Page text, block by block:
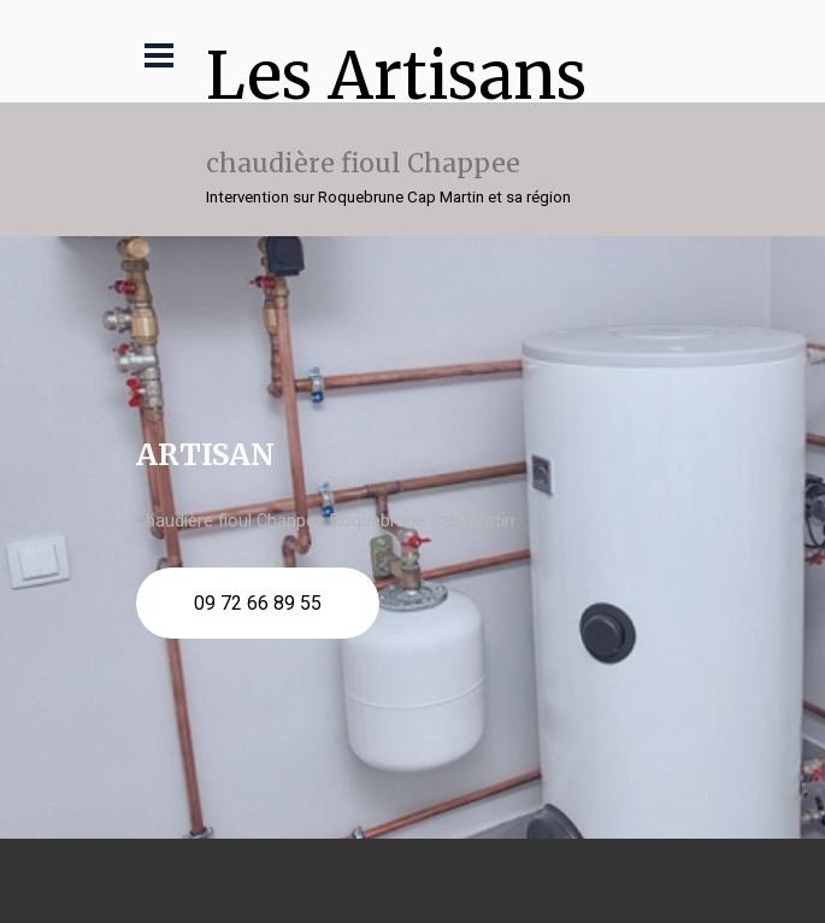
Les Artisans
chaudière fioul Chappee
Intervention sur Roquebrune Cap Martin et sa région
ARTISAN
chaudière fioul Chappee Roquebrune Cap Martin
09 72 66 89 55